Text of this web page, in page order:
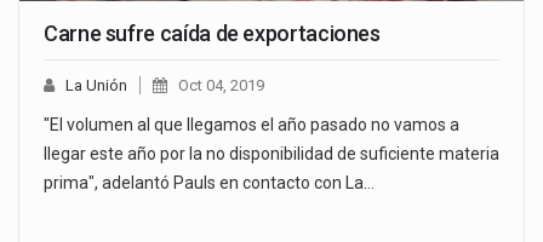
Carne sufre caída de exportaciones
La Unión Oct 04, 2019
"El volumen al que llegamos el año pasado no vamos a
llegar este año por la no disponibilidad de suficiente materia
prima", adelantó Pauls en contacto con La…